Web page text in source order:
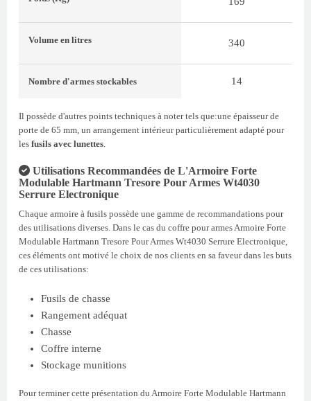
Volume en litres 340
Nombre d'armes stockables 14
Il possède d'autres points techniques à noter tels que:une épaisseur de
porte de 65 mm, un arrangement intérieur particulièrement adapté pour
les fusils avec lunettes.
Utilisations Recommandées de L'Armoire Forte
Modulable Hartmann Tresore Pour Armes Wt4030
Serrure Electronique
Chaque armoire à fusils possède une gamme de recommandations pour
des utilisations diverses. Dans le cas du coffre pour armes Armoire Forte
Modulable Hartmann Tresore Pour Armes Wt4030 Serrure Electronique,
ces éléments ont motivé le choix de nos clients en sa faveur dans les buts
de ces utilisations:
Fusils de chasse
Rangement adéquat
Chasse
Coffre interne
Stockage munitions
Pour terminer cette présentation du Armoire Forte Modulable Hartmann